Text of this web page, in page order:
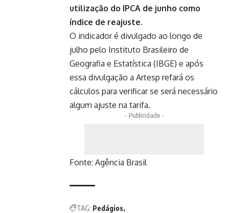
utilização do IPCA de junho como
índice de reajuste.
O indicador é divulgado ao longo de
julho pelo Instituto Brasileiro de
Geografia e Estatística (IBGE) e após
essa divulgação a Artesp refará os
cálculos para verificar se será necessário
algum ajuste na tarifa.
- Publicidade -
Fonte: Agência Brasil
TAG: Pedágios